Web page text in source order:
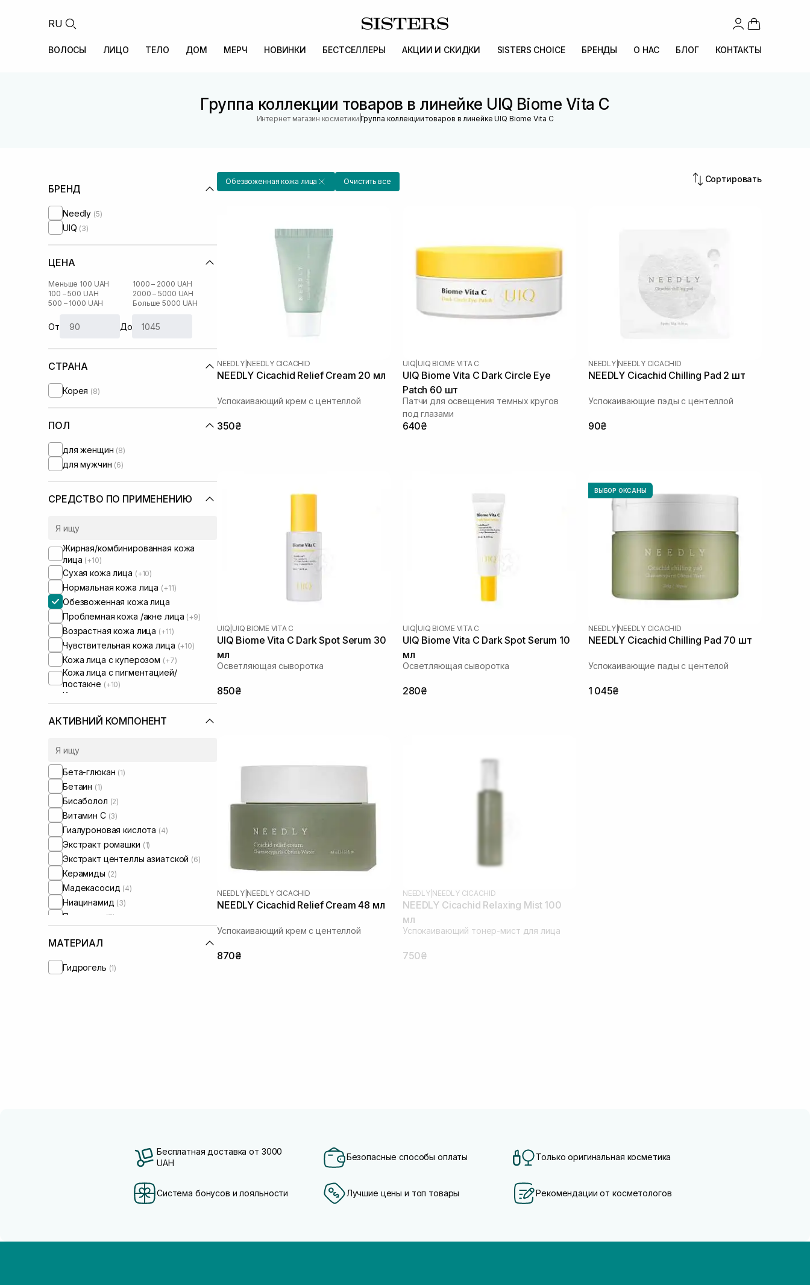
RU
ВОЛОСЫ ЛИЦО ТЕЛО ДОМ МЕРЧ НОВИНКИ БЕСТСЕЛЛЕРЫ АКЦИИ И СКИДКИ SISTERS CHOICE БРЕНДЫ О НАС БЛОГ КОНТАКТЫ
Группа коллекции товаров в линейке UIQ Biome Vita C
Интернет магазин косметики |Группа коллекции товаров в линейке UIQ Biome Vita C
БРЕНД
Needly (5)
UIQ (3)
ЦЕНА
Меньше 100 UAH
100 – 500 UAH
500 – 1000 UAH
1000 – 2000 UAH
2000 – 5000 UAH
Больше 5000 UAH
От До
СТРАНА
Корея (8)
ПОЛ
для женщин (8)
для мужчин (6)
СРЕДСТВО ПО ПРИМЕНЕНИЮ
Жирная/комбинированная кожа
лица (+10)
Сухая кожа лица (+10)
Нормальная кожа лица (+11)
Обезвоженная кожа лица
Проблемная кожа /акне лица (+9)
Возрастная кожа лица (+11)
Чувствительная кожа лица (+10)
Кожа лица с куперозом (+7)
Кожа лица с пигментацией/
постакне (+10)
Кожа лица с расширенными порами
Кожа лица с нарушенным
микробиомом
АКТИВНИЙ КОМПОНЕНТ
Бета-глюкан (1)
Бетаин (1)
Бисаболол (2)
Витамин C (3)
Гиалуроновая кислота (4)
Экстракт ромашки (1)
Экстракт центеллы азиатской (6)
Керамиды (2)
Мадекасосид (4)
Ниацинамид (3)
Пантенол (7)
МАТЕРИАЛ
Гидрогель (1)
Обезвоженная кожа лица Очистить все Сортировать
NEEDLY| NEEDLY CICACHID
NEEDLY Cicachid Relief Cream 20 мл
Успокаивающий крем с центеллой
350₴
UIQ UIQ BIOME VITA C
UIQ Biome Vita C Dark Circle Eye
Patch 60 шт
Патчи для освещения темных кругов
под глазами
640₴
NEEDLY| NEEDLY CICACHID
NEEDLY Cicachid Chilling Pad 2 шт
Успокаивающие пэды с центеллой
90₴
UIQ UIQ BIOME VITA C
UIQ Biome Vita C Dark Spot Serum 30
мл
Осветляющая сыворотка
850₴
UIQ UIQ BIOME VITA C
UIQ Biome Vita C Dark Spot Serum 10
мл
Осветляющая сыворотка
280₴
ВЫБОР ОКСАНЫ
NEEDLY| NEEDLY CICACHID
NEEDLY Cicachid Chilling Pad 70 шт
Успокаивающие пады с центелой
1 045₴
NEEDLY| NEEDLY CICACHID
NEEDLY Cicachid Relief Cream 48 мл
Успокаивающий крем с центеллой
870₴
NEEDLY| NEEDLY CICACHID
NEEDLY Cicachid Relaxing Mist 100
мл
Успокаивающий тонер-мист для лица
750₴
Бесплатная доставка от 3000
UAH
Безопасные способы оплаты Только оригинальная косметика
Система бонусов и лояльности Лучшие цены и топ товары Рекомендации от косметологов